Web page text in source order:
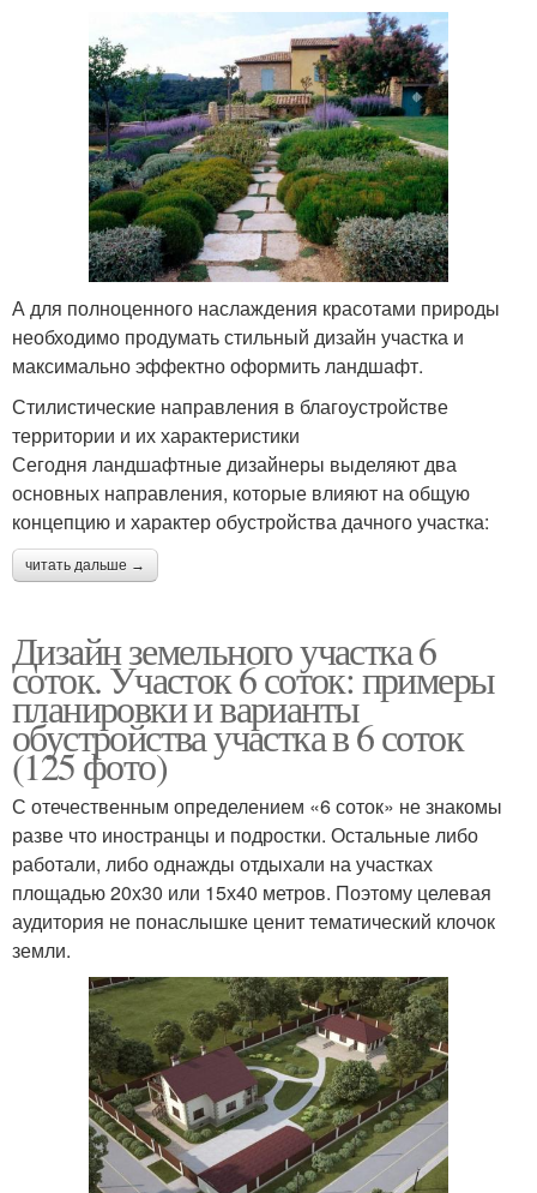
А для полноценного наслаждения красотами природы
необходимо продумать стильный дизайн участка и
максимально эффектно оформить ландшафт.
Стилистические направления в благоустройстве
территории и их характеристики
Сегодня ландшафтные дизайнеры выделяют два
основных направления, которые влияют на общую
концепцию и характер обустройства дачного участка:
читать дальше →
Дизайн земельного участка 6
соток. Участок 6 соток: примеры
планировки и варианты
обустройства участка в 6 соток
(125 фото)
С отечественным определением «6 соток» не знакомы
разве что иностранцы и подростки. Остальные либо
работали, либо однажды отдыхали на участках
площадью 20х30 или 15х40 метров. Поэтому целевая
аудитория не понаслышке ценит тематический клочок
земли.